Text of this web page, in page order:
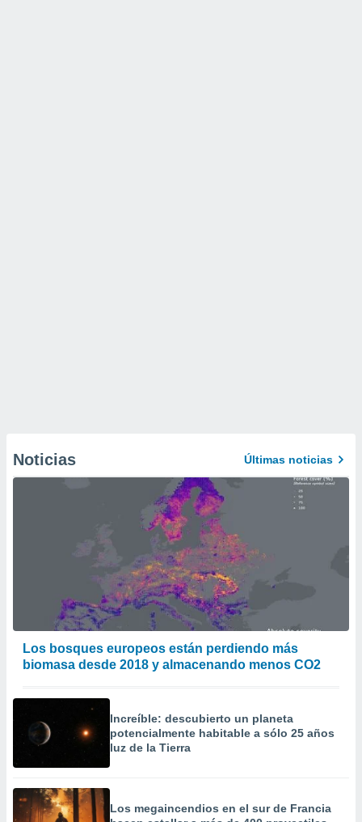
Noticias Últimas noticias
Los bosques europeos están perdiendo más
biomasa desde 2018 y almacenando menos CO2
Increíble: descubierto un planeta
potencialmente habitable a sólo 25 años
luz de la Tierra
Los megaincendios en el sur de Francia